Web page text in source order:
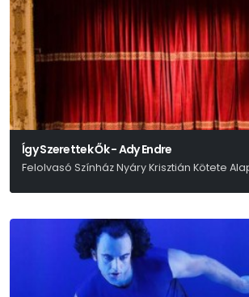
Így Szerettek Ők - Ady Endre
Felolvasó Színház Nyáry Krisztián Kötete